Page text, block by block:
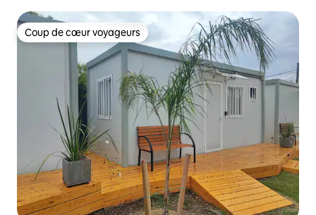
Coup de cœur voyageurs
Coup de cœur voyageurs